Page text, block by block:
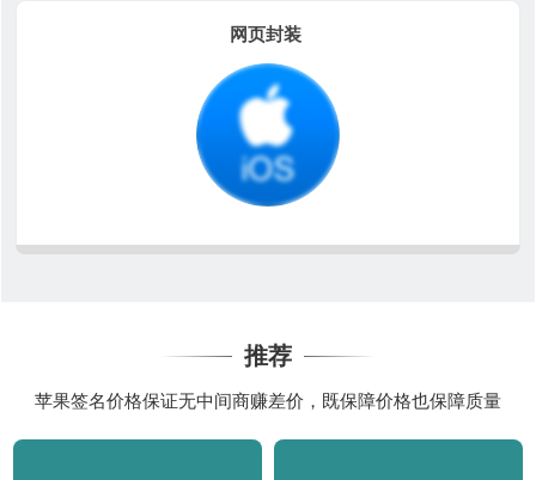
网页封装
推荐
苹果签名价格保证无中间商赚差价，既保障价格也保障质量